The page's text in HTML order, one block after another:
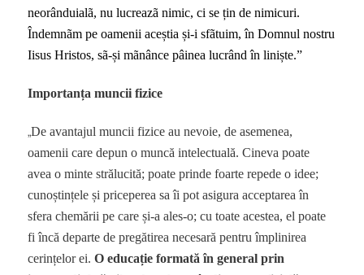
neorânduialã, nu lucreazã nimic, ci se țin de nimicuri.
Îndemnãm pe oamenii aceștia și-i sfãtuim, în Domnul nostru
Iisus Hristos, sã-și mãnânce pâinea lucrând în liniște.”
Importanța muncii fizice
„De avantajul muncii fizice au nevoie, de asemenea,
oamenii care depun o muncă intelectuală. Cineva poate
avea o minte strălucită; poate prinde foarte repede o idee;
cunoștințele și priceperea sa îi pot asigura acceptarea în
sfera chemării pe care și-a ales-o; cu toate acestea, el poate
fi încă departe de pregătirea necesară pentru împlinirea
cerințelor ei.O educație formată în general prin